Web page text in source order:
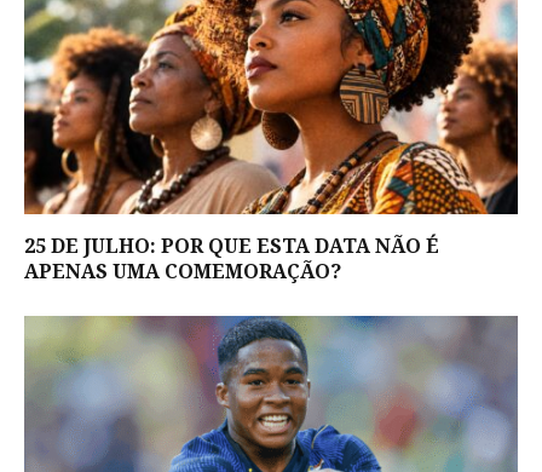
25 DE JULHO: POR QUE ESTA DATA NÃO É
APENAS UMA COMEMORAÇÃO?